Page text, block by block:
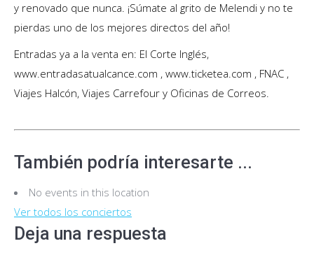
y renovado que nunca. ¡Súmate al grito de Melendi y no te
pierdas uno de los mejores directos del año!
Entradas ya a la venta en: El Corte Inglés,
www.entradasatualcance.com , www.ticketea.com , FNAC ,
Viajes Halcón, Viajes Carrefour y Oficinas de Correos.
También podría interesarte ...
No events in this location
Ver todos los conciertos
Deja una respuesta